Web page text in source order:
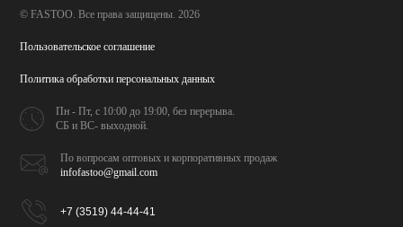
© FASTOO. Все права защищены. 2026
Пользовательское соглашение
Политика обработкиперсональных данных
Пн - Пт, с 10:00 до 19:00,без перерыва.
СБ и ВС- выходной.
По вопросам оптовых икорпоративных продаж
infofastoo@gmail.com
+7 (3519) 44-44-41